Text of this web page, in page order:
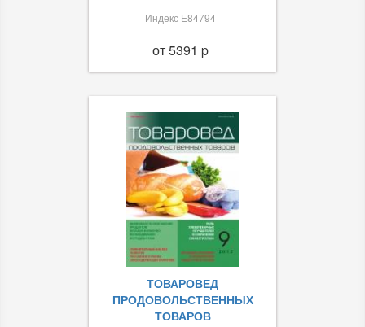
Индекс Е84794
от 5391 p
ТОВАРОВЕД
ПРОДОВОЛЬСТВЕННЫХ
ТОВАРОВ